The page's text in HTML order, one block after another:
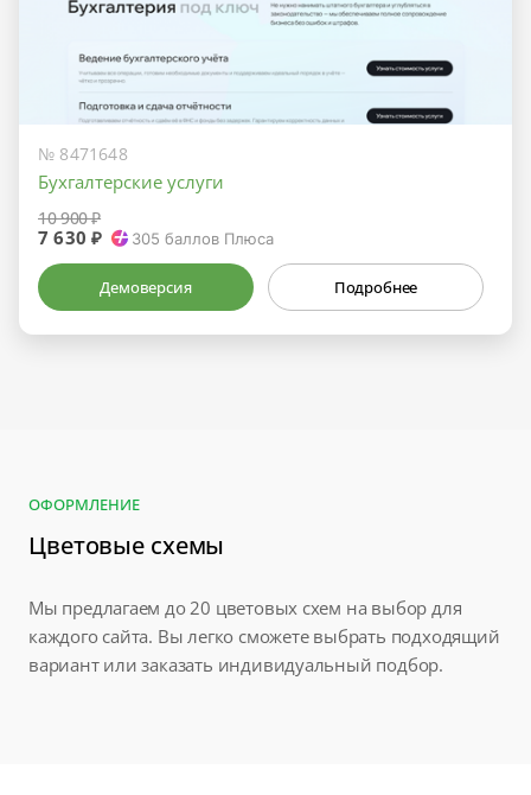
№ 8471648
Бухгалтерские услуги
10 900 ₽
7 630 ₽ 305 баллов Плюса
Демоверсия Подробнее
ОФОРМЛЕНИЕ
Цветовые схемы
Мы предлагаем до 20 цветовых схем на выбор для
каждого сайта. Вы легко сможете выбрать подходящий
вариант или заказать индивидуальный подбор.